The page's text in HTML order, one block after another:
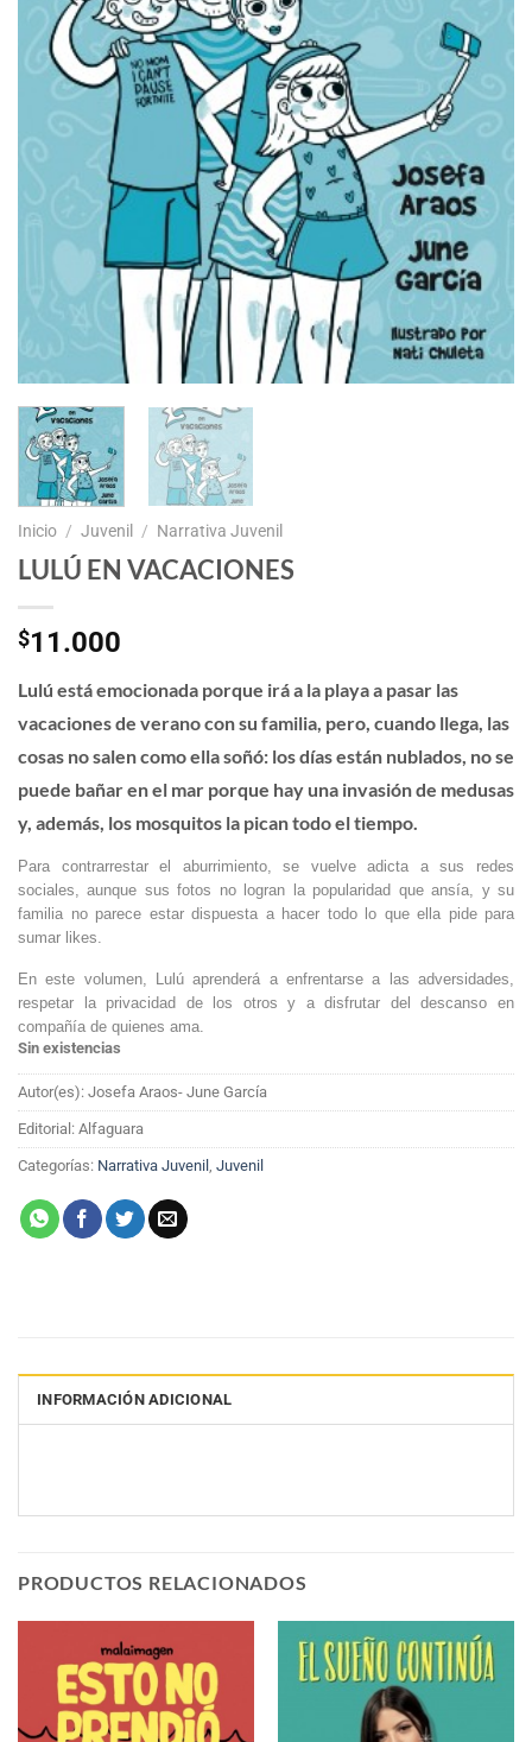
Inicio / Juvenil / Narrativa Juvenil
LULÚ EN VACACIONES
$11.000
Lulú está emocionada porque irá a la playa a pasar las
vacaciones de verano con su familia, pero, cuando llega, las
cosas no salen como ella soñó: los días están nublados, no se
puede bañar en el mar porque hay una invasión de medusas
y, además, los mosquitos la pican todo el tiempo.
Para contrarrestar el aburrimiento, se vuelve adicta a sus redes
sociales, aunque sus fotos no logran la popularidad que ansía, y su
familia no parece estar dispuesta a hacer todo lo que ella pide para
sumar likes.
En este volumen, Lulú aprenderá a enfrentarse a las adversidades,
respetar la privacidad de los otros y a disfrutar del descanso en
compañía de quienes ama.
Sin existencias
Autor(es): Josefa Araos- June García
Editorial: Alfaguara
Categorías: Narrativa Juvenil , Juvenil
INFORMACIÓN ADICIONAL
PRODUCTOS RELACIONADOS